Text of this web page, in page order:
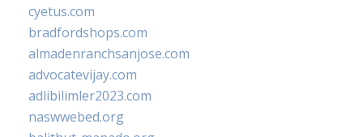
cyetus.com
bradfordshops.com
almadenranchsanjose.com
advocatevijay.com
adlibilimler2023.com
naswwebed.org